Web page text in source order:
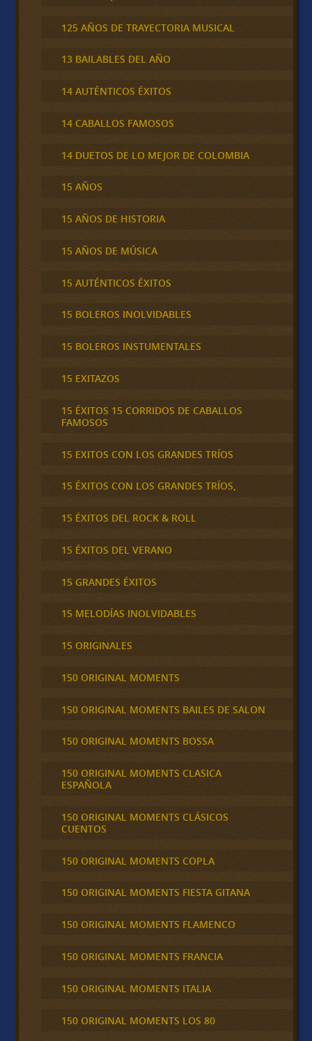
125 AÑOS DE TRAYECTORIA MUSICAL
13 BAILABLES DEL AÑO
14 AUTÉNTICOS ÉXITOS
14 CABALLOS FAMOSOS
14 DUETOS DE LO MEJOR DE COLOMBIA
15 AÑOS
15 AÑOS DE HISTORIA
15 AÑOS DE MÚSICA
15 AUTÉNTICOS ÉXITOS
15 BOLEROS INOLVIDABLES
15 BOLEROS INSTUMENTALES
15 EXITAZOS
15 ÉXITOS 15 CORRIDOS DE CABALLOS
FAMOSOS
15 EXITOS CON LOS GRANDES TRÍOS
15 ÉXITOS CON LOS GRANDES TRÍOS,
15 ÉXITOS DEL ROCK & ROLL
15 ÉXITOS DEL VERANO
15 GRANDES ÉXITOS
15 MELODÍAS INOLVIDABLES
15 ORIGINALES
150 ORIGINAL MOMENTS
150 ORIGINAL MOMENTS BAILES DE SALON
150 ORIGINAL MOMENTS BOSSA
150 ORIGINAL MOMENTS CLASICA
ESPAÑOLA
150 ORIGINAL MOMENTS CLÁSICOS
CUENTOS
150 ORIGINAL MOMENTS COPLA
150 ORIGINAL MOMENTS FIESTA GITANA
150 ORIGINAL MOMENTS FLAMENCO
150 ORIGINAL MOMENTS FRANCIA
150 ORIGINAL MOMENTS ITALIA
150 ORIGINAL MOMENTS LOS 80